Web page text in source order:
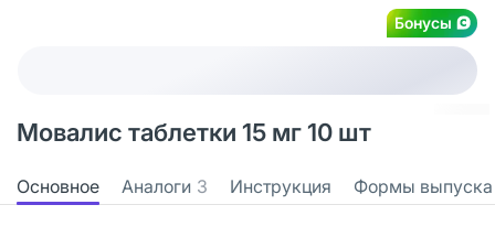
Бонусы
Мовалис таблетки 15 мг 10 шт
Основное Аналоги 3 Инструкция Формы выпуска